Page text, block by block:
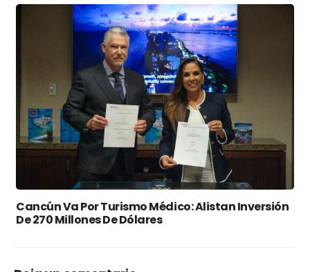
Cancún Va Por Turismo Médico: Alistan Inversión
De 270 Millones De Dólares